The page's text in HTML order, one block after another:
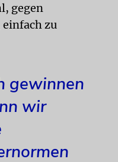
gegen
zu
gewinnen
wir